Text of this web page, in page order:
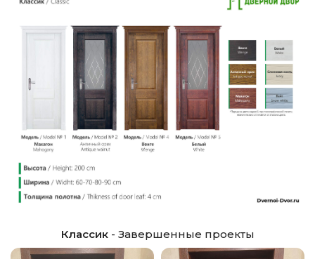
Классик- Завершенные проекты